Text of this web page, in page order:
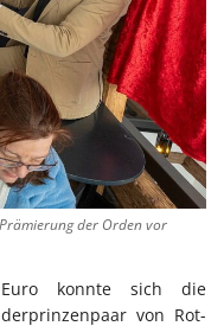
der Orden vor
konnte sich die
von Rot-